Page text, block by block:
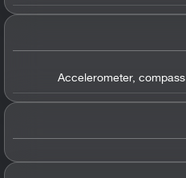
Accelerometer, compass